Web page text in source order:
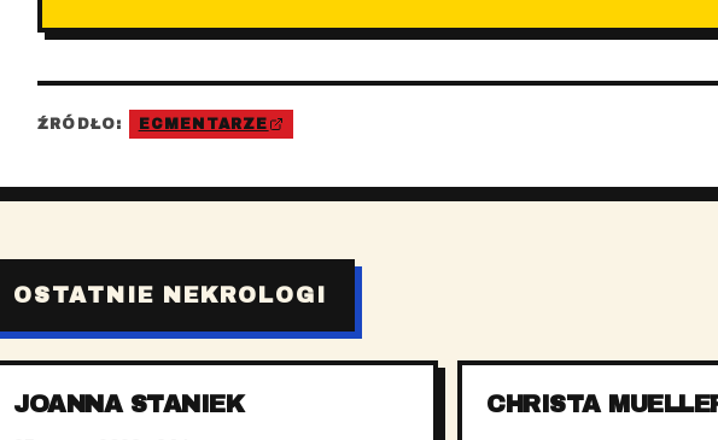
ŹRÓDŁO: ECMENTARZE
OSTATNIE NEKROLOGI
JOANNA STANIEK CHRISTA